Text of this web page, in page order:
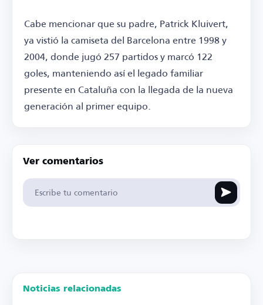
Cabe mencionar que su padre, Patrick Kluivert,
ya vistió la camiseta del Barcelona entre 1998 y
2004, donde jugó 257 partidos y marcó 122
goles, manteniendo así el legado familiar
presente en Cataluña con la llegada de la nueva
generación al primer equipo.
Ver comentarios
Noticias relacionadas